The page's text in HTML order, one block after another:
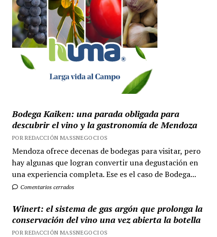
Bodega Kaiken: una parada obligada para
descubrir el vino y la gastronomía de Mendoza
POR REDACCIÓN MASSNEGOCIOS
Mendoza ofrece decenas de bodegas para visitar, pero
hay algunas que logran convertir una degustación en
una experiencia completa. Ese es el caso de Bodega...
Comentarios cerrados
Winert: el sistema de gas argón que prolonga la
conservación del vino una vez abierta la botella
POR REDACCIÓN MASSNEGOCIOS